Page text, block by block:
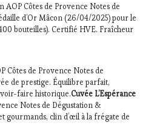
AOP Côtes de Provence Notes de
d’Or Mâcon (26/04/2025) pour le
bouteilles). Certifié HVE. Fraîcheur
Côtes de Provence Notes de
de prestige. Équilibre parfait,
faire historique.Cuvée L’Espérance
Notes de Dégustation &
gourmands, clin d’œil à la frégate de